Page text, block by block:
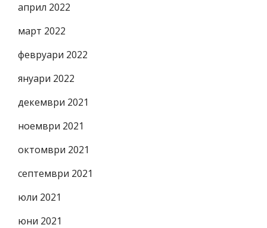
април 2022
март 2022
февруари 2022
януари 2022
декември 2021
ноември 2021
октомври 2021
септември 2021
юли 2021
юни 2021